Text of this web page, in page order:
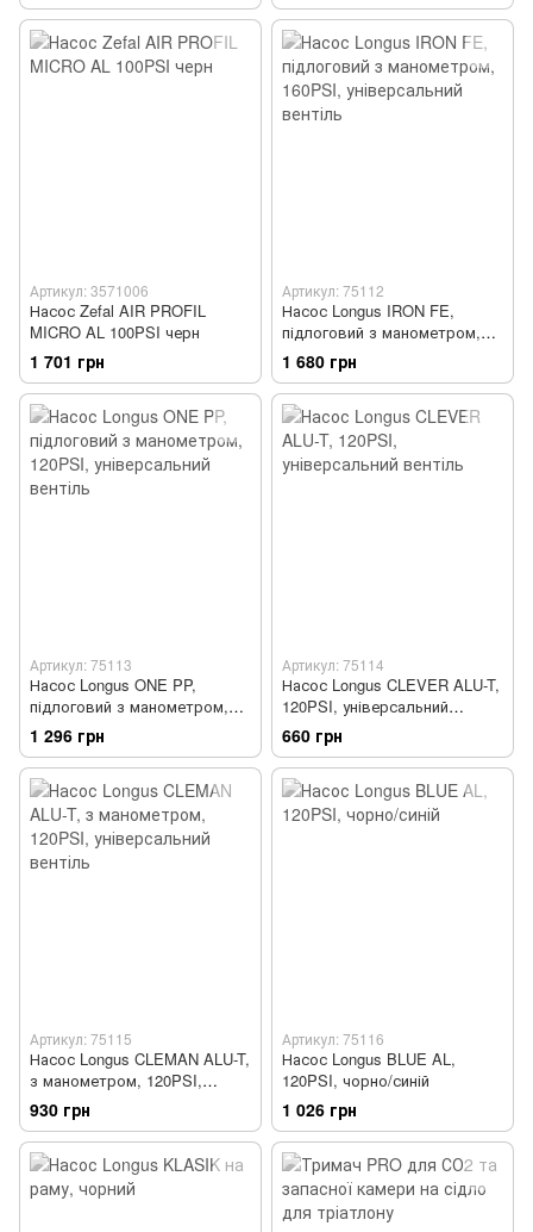
Артикул: 3571006
Насос Zefal AIR PROFIL
MICRO AL 100PSI черн
1 701 грн
Артикул: 75112
Насос Longus IRON FE,
підлоговий з манометром,
160PSI, універсальний
вентіль
1 680 грн
Артикул: 75113
Насос Longus ONE PP,
підлоговий з манометром,
120PSI, універсальний
вентіль
1 296 грн
Артикул: 75114
Насос Longus CLEVER ALU-T,
120PSI, універсальний
вентіль
660 грн
Артикул: 75115
Насос Longus CLEMAN ALU-T,
з манометром, 120PSI,
універсальний вентіль
930 грн
Артикул: 75116
Насос Longus BLUE AL,
120PSI, чорно/синій
1 026 грн